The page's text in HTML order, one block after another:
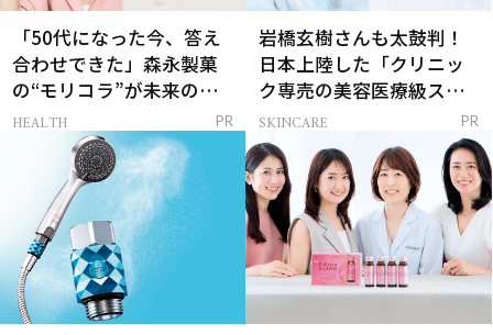
「50代になった今、答え
合わせできた」森永製菓
の“モリコラ”が未来のキ
レイを連れてくる！
HEALTH PR
岩橋玄樹さんも太鼓判！
日本上陸した「クリニッ
ク専売の美容医療級スキ
ンケア」
SKINCARE PR